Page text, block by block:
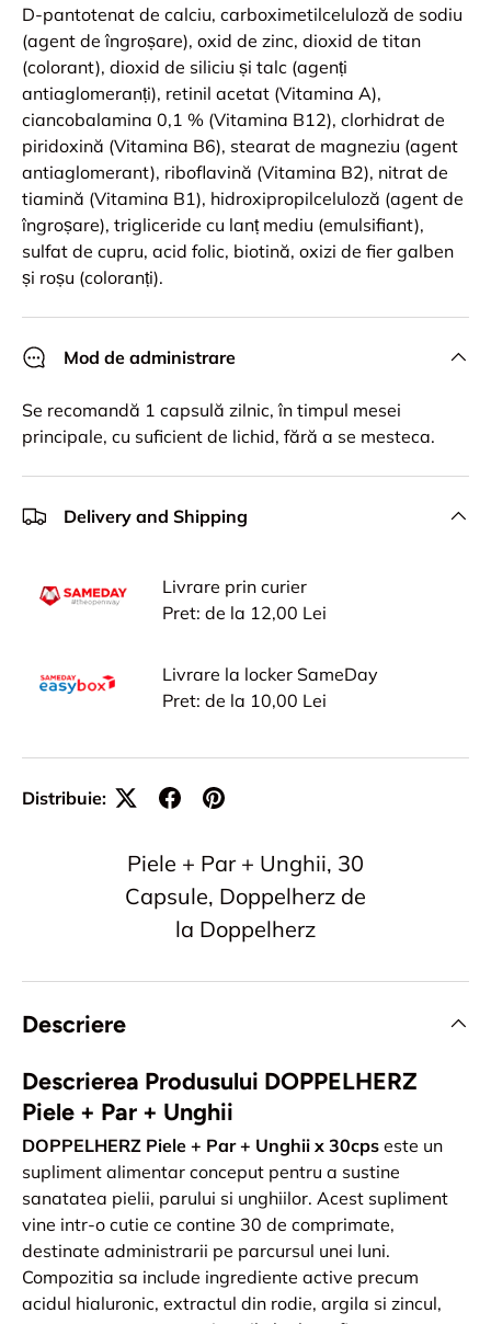
D-pantotenat de calciu, carboximetilceluloză de sodiu
(agent de îngroșare), oxid de zinc, dioxid de titan
(colorant), dioxid de siliciu și talc (agenți
antiaglomeranți), retinil acetat (Vitamina A),
ciancobalamina 0,1 % (Vitamina B12), clorhidrat de
piridoxină (Vitamina B6), stearat de magneziu (agent
antiaglomerant), riboflavină (Vitamina B2), nitrat de
tiamină (Vitamina B1), hidroxipropilceluloză (agent de
îngroșare), trigliceride cu lanț mediu (emulsifiant),
sulfat de cupru, acid folic, biotină, oxizi de fier galben
și roșu (coloranți).
Mod de administrare
Se recomandă 1 capsulă zilnic, în timpul mesei
principale, cu suficient de lichid, fără a se mesteca.
Delivery and Shipping
Livrare prin curier
Pret: de la 12,00 Lei
Livrare la locker SameDay
Pret: de la 10,00 Lei
Distribuie:
Piele + Par + Unghii, 30
Capsule, Doppelherz de
la Doppelherz
Descriere
Descrierea Produsului DOPPELHERZ
Piele + Par + Unghii
DOPPELHERZ Piele + Par + Unghii x 30cps este un
supliment alimentar conceput pentru a sustine
sanatatea pielii, parului si unghiilor. Acest supliment
vine intr-o cutie ce contine 30 de comprimate,
destinate administrarii pe parcursul unei luni.
Compozitia sa include ingrediente active precum
acidul hialuronic, extractul din rodie, argila si zincul,